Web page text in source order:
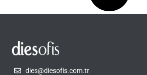
dies@diesofis.com.tr